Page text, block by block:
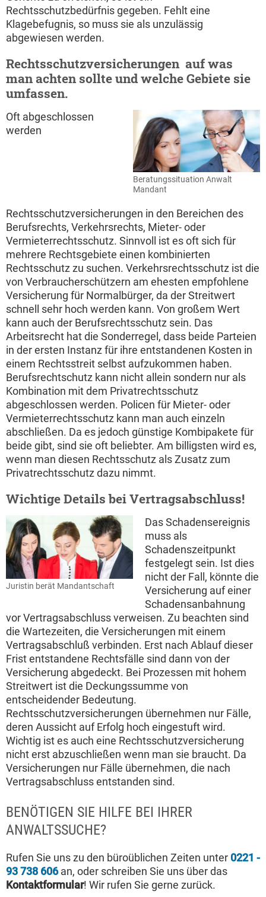
Rechtsschutzbedürfnis gegeben. Fehlt eine
Klagebefugnis, so muss sie als unzulässig
abgewiesen werden.
Rechtsschutzversicherungen  auf was
man achten sollte und welche Gebiete sie
umfassen.
Beratungssituation Anwalt
Mandant
Oft abgeschlossen
werden
Rechtsschutzversicherungen in den Bereichen des
Berufsrechts, Verkehrsrechts, Mieter- oder
Vermieterrechtsschutz. Sinnvoll ist es oft sich für
mehrere Rechtsgebiete einen kombinierten
Rechtsschutz zu suchen. Verkehrsrechtsschutz ist die
von Verbraucherschützern am ehesten empfohlene
Versicherung für Normalbürger, da der Streitwert
schnell sehr hoch werden kann. Von großem Wert
kann auch der Berufsrechtsschutz sein. Das
Arbeitsrecht hat die Sonderregel, dass beide Parteien
in der ersten Instanz für ihre entstandenen Kosten in
einem Rechtsstreit selbst aufzukommen haben.
Berufsrechtschutz kann nicht allein sondern nur als
Kombination mit dem Privatrechtsschutz
abgeschlossen werden. Policen für Mieter- oder
Vermieterrechtsschutz kann man auch einzeln
abschließen. Da es jedoch günstige Kombipakete für
beide gibt, sind sie oft beliebter. Am billigsten wird es,
wenn man diesen Rechtsschutz als Zusatz zum
Privatrechtsschutz dazu nimmt.
Wichtige Details bei Vertragsabschluss!
Juristin berät Mandantschaft
Das Schadensereignis
muss als
Schadenszeitpunkt
festgelegt sein. Ist dies
nicht der Fall, könnte die
Versicherung auf einer
Schadensanbahnung
vor Vertragsabschluss verweisen. Zu beachten sind
die Wartezeiten, die Versicherungen mit einem
Vertragsabschluß verbinden. Erst nach Ablauf dieser
Frist entstandene Rechtsfälle sind dann von der
Versicherung abgedeckt. Bei Prozessen mit hohem
Streitwert ist die Deckungssumme von
entscheidender Bedeutung.
Rechtsschutzversicherungen übernehmen nur Fälle,
deren Aussicht auf Erfolg hoch eingestuft wird.
Wichtig ist es auch eine Rechtsschutzversicherung
nicht erst abzuschließen wenn man sie braucht. Da
Versicherungen nur Fälle übernehmen, die nach
Vertragsabschluss entstanden sind.
BENÖTIGEN SIE HILFE BEI IHRER
ANWALTSSUCHE?
Rufen Sie uns zu den büroüblichen Zeiten unter 0221 -
93 738 606an, oder schreiben Sie uns über das
Kontaktformular! Wir rufen Sie gerne zurück.